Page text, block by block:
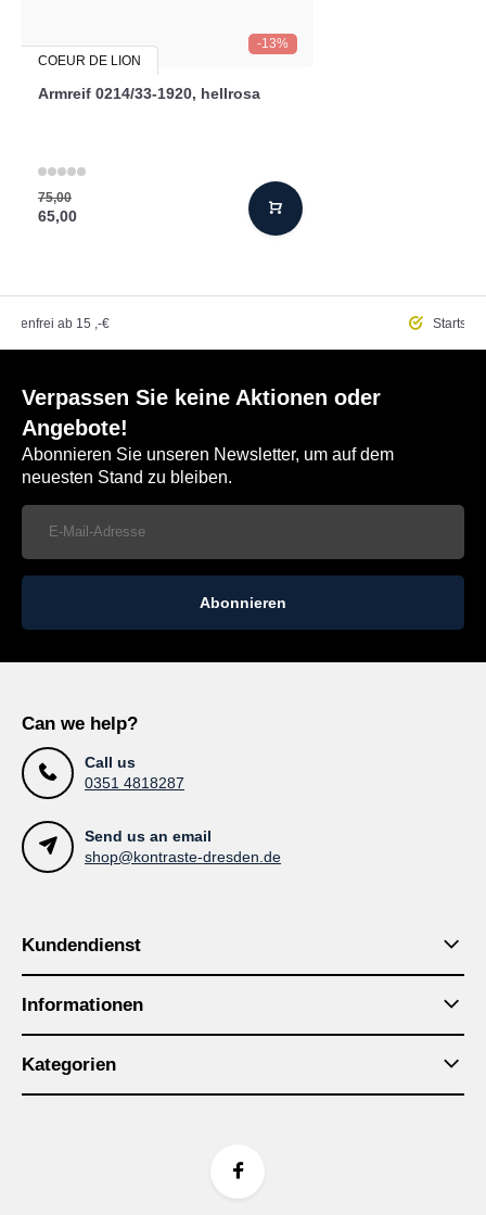
-13%
COEUR DE LION
Armreif 0214/33-1920, hellrosa
75,00
65,00
ab 15 ,-€
Verpassen Sie keine Aktionen oder
Angebote!
Abonnieren Sie unseren Newsletter, um auf dem
neuesten Stand zu bleiben.
Abonnieren
Can we help?
Call us
0351 4818287
Send us an email
shop@kontraste-dresden.de
Kundendienst
Informationen
Kategorien